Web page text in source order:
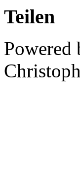
Teilen
Powered